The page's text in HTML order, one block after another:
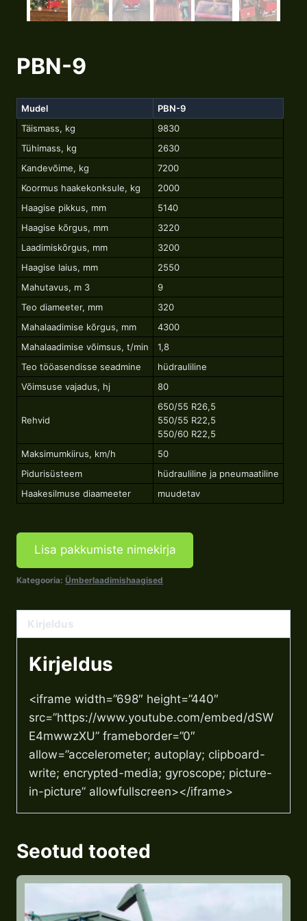
PBN-9
Mudel
PBN-9
Täismass, kg
9830
Tühimass, kg
2630
Kandevõime, kg
7200
Koormus haakekonksule, kg
2000
Haagise pikkus, mm
5140
Haagise kõrgus, mm
3220
Laadimiskõrgus, mm
3200
Haagise laius, mm
2550
Mahutavus, m 3
9
Teo diameeter, mm
320
Mahalaadimise kõrgus, mm
4300
Mahalaadimise võimsus, t/min
1,8
Teo tööasendisse seadmine
hüdrauliline
Võimsuse vajadus, hj
80
Rehvid
650/55 R26,5
550/55 R22,5
550/60 R22,5
Maksimumkiirus, km/h
50
Pidurisüsteem
hüdrauliline ja pneumaatiline
Haakesilmuse diaameeter
muudetav
Lisa pakkumiste nimekirja
Kategooria: Ümberlaadimishaagised
Kirjeldus
Kirjeldus
<iframe width=”698″ height=”440″
src=”https://www.youtube.com/embed/dSW
E4mwwzXU” frameborder=”0″
allow=”accelerometer; autoplay; clipboard-
write; encrypted-media; gyroscope; picture-
in-picture” allowfullscreen></iframe>
Seotud tooted